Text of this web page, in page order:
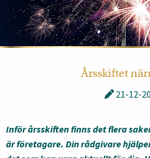
Årsskiftet
21-12-
Inför årsskiften finns det flera
är företagare. Din rådgivare